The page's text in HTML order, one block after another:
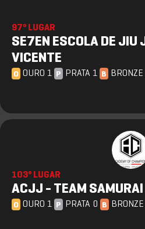
97º LUGAR
SE7EN ESCOLA DE JIU
VICENTE
O OURO 1 P PRATA 1 B
103º LUGAR
ACJJ - TEAM SAMURAI
O OURO 1 P PRATA 0 B